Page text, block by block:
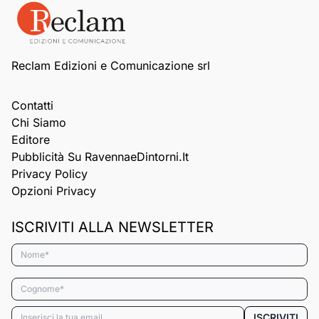
Reclam Edizioni e Comunicazione srl
Contatti
Chi Siamo
Editore
Pubblicità Su RavennaeDintorni.it
Privacy Policy
Opzioni Privacy
ISCRIVITI ALLA NEWSLETTER
Nome*
Cognome*
Email*